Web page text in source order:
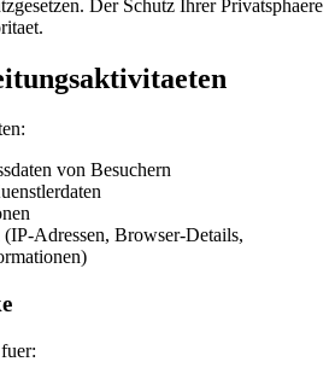
Der Schutz Ihrer Privatsphaere
von Besuchern
Adressen, Browser-Details,